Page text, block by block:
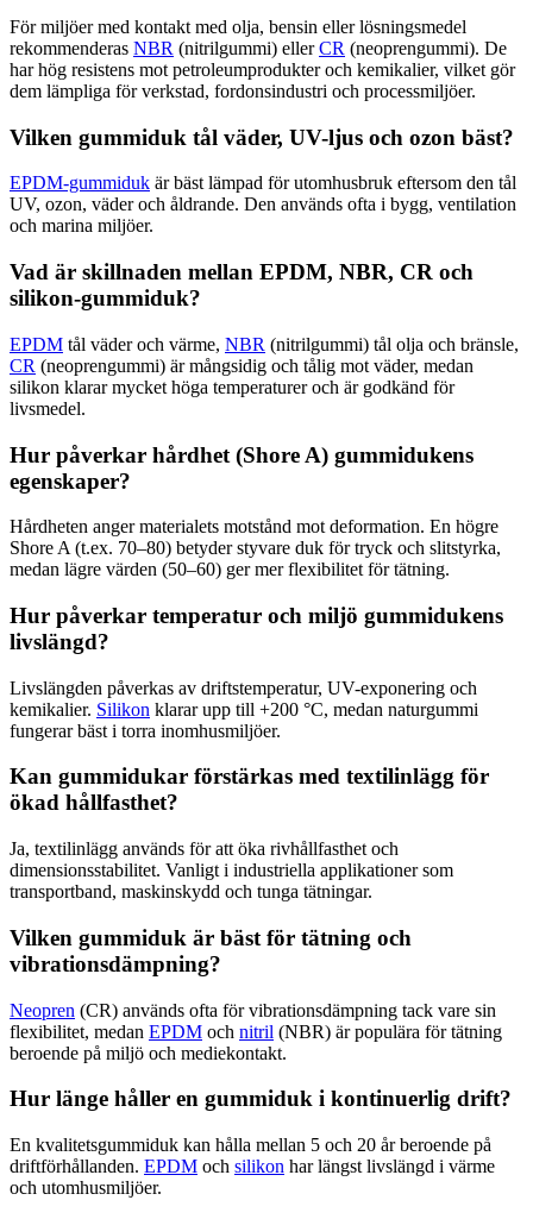
För miljöer med kontakt med olja, bensin eller lösningsmedel
rekommenderas NBR (nitrilgummi) ellerCR (neoprengummi). De
har hög resistens mot petroleumprodukter och kemikalier, vilket gör
dem lämpliga för verkstad, fordonsindustri och processmiljöer.
Vilken gummiduk tål väder, UV-ljus och ozon bäst?
EPDM-gummiduk är bäst lämpad för utomhusbruk eftersom den tål
UV, ozon, väder och åldrande. Den används ofta i bygg, ventilation
och marina miljöer.
Vad är skillnaden mellan EPDM, NBR, CR och
silikon-gummiduk?
EPDM tål väder och värme, NBR (nitrilgummi) tål olja och bränsle,
CR (neoprengummi) är mångsidig och tålig mot väder, medan
silikon klarar mycket höga temperaturer och är godkänd för
livsmedel.
Hur påverkar hårdhet (Shore A) gummidukens
egenskaper?
Hårdheten anger materialets motstånd mot deformation. En högre
Shore A (t.ex. 70–80) betyder styvare duk för tryck och slitstyrka,
medan lägre värden (50–60) ger mer flexibilitet för tätning.
Hur påverkar temperatur och miljö gummidukens
livslängd?
Livslängden påverkas av driftstemperatur, UV-exponering och
kemikalier. Silikon klarar upp till +200 °C, medan naturgummi
fungerar bäst i torra inomhusmiljöer.
Kan gummidukar förstärkas med textilinlägg för
ökad hållfasthet?
Ja, textilinlägg används för att öka rivhållfasthet och
dimensionsstabilitet. Vanligt i industriella applikationer som
transportband, maskinskydd och tunga tätningar.
Vilken gummiduk är bäst för tätning och
vibrationsdämpning?
Neopren (CR) används ofta för vibrationsdämpning tack vare sin
flexibilitet, medan EPDM och nitril (NBR) är populära för tätning
beroende på miljö och mediekontakt.
Hur länge håller en gummiduk i kontinuerlig drift?
En kvalitetsgummiduk kan hålla mellan 5 och 20 år beroende på
driftförhållanden. EPDM och silikon har längst livslängd i värme
och utomhusmiljöer.